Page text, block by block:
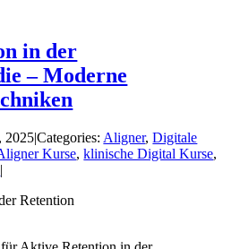
in der
– Moderne
2025|Categories: Aligner,Digitale
Kurse,klinische Digital Kurse,
|
Retention